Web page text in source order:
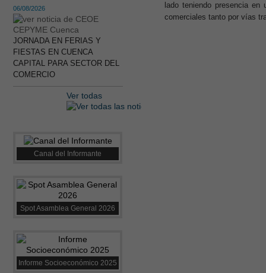
06/08/2026
JORNADA EN FERIAS Y
FIESTAS EN CUENCA
CAPITAL PARA SECTOR DEL
COMERCIO
Ver todas
Canal del Informante
Spot Asamblea General 2026
Informe Socioeconómico 2025
lado teniendo presencia
comerciales tanto por vías